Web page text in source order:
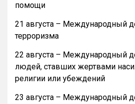
помощи
21 августа – Международный
терроризма
22 августа – Международный
людей, ставших жертвами
религии или убеждений
23 августа – Международный